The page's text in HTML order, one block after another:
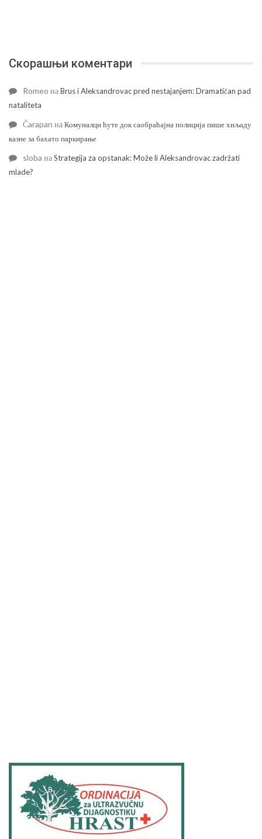
Скорашњи коментари
Romeo наBrus i Aleksandrovac pred nestajanjem: Dramatičan pad
nataliteta
Čarapan наКомуналци ћуте док саобраћајна полиција пише хиљаду
казне за бахато паркирање
sloba наStrategija za opstanak: Može li Aleksandrovac zadržati
mlade?